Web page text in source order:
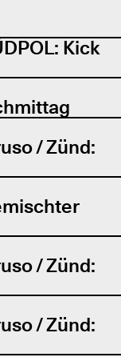
Kick
/ Zünd:
/ Zünd:
/ Zünd: